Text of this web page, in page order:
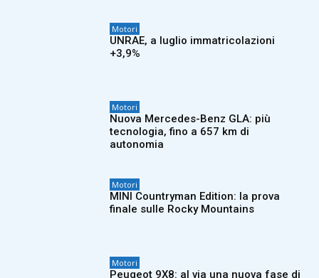
Motori
UNRAE, a luglio immatricolazioni
+3,9%
Motori
Nuova Mercedes-Benz GLA: più
tecnologia, fino a 657 km di
autonomia
Motori
MINI Countryman Edition: la prova
finale sulle Rocky Mountains
Motori
Peugeot 9X8: al via una nuova fase di